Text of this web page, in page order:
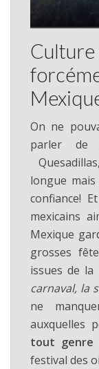
On ne
parler
longue
confiance!
mexicains
Mexique
grosses
issues de la
carnaval, la
ne
auxquelles
tout genre
festival des